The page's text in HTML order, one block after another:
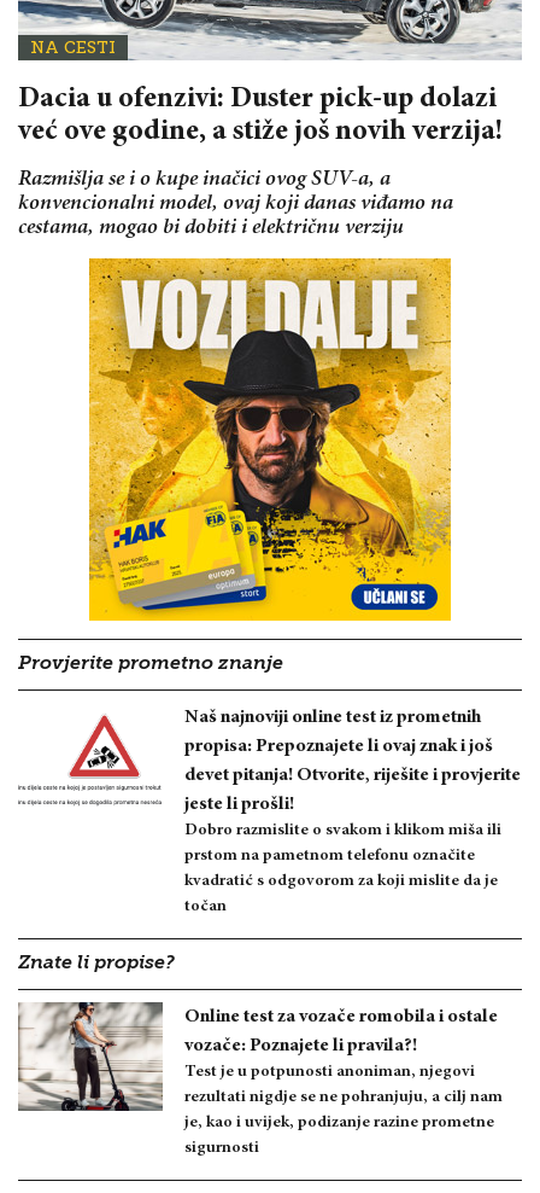
NA CESTI
Dacia u ofenzivi: Duster pick-up dolazi
već ove godine, a stiže još novih verzija!
Razmišlja se i o kupe inačici ovog SUV-a, a
konvencionalni model, ovaj koji danas viđamo na
cestama, mogao bi dobiti i električnu verziju
Provjerite prometno znanje
Naš najnoviji online test iz prometnih
propisa: Prepoznajete li ovaj znak i još
devet pitanja! Otvorite, riješite i provjerite
jeste li prošli!
Dobro razmislite o svakom i klikom miša ili
prstom na pametnom telefonu označite
kvadratić s odgovorom za koji mislite da je
točan
Znate li propise?
Online test za vozače romobila i ostale
vozače: Poznajete li pravila?!
Test je u potpunosti anoniman, njegovi
rezultati nigdje se ne pohranjuju, a cilj nam
je, kao i uvijek, podizanje razine prometne
sigurnosti